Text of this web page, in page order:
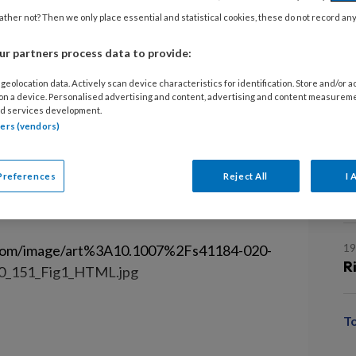
Huis Anke Persoon
Heinen
specialisten gebruiken
de dagelijkse praktijk. Een
hebben op de toepassing
not? Then we only place essential and statistical cookies, these do not record
partners process data to provide:
data. Actively scan device characteristics for identification. Store and/or
a device. Personalised advertising and content, advertising and content
services development.
(vendors)
Reject All I